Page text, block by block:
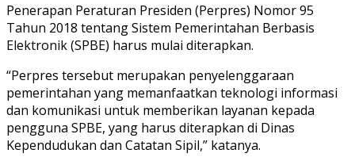
Penerapan Peraturan Presiden (Perpres) Nomor 95
Tahun 2018 tentang Sistem Pemerintahan Berbasis
Elektronik (SPBE) harus mulai diterapkan.
“Perpres tersebut merupakan penyelenggaraan
pemerintahan yang memanfaatkan teknologi informasi
dan komunikasi untuk memberikan layanan kepada
pengguna SPBE, yang harus diterapkan di Dinas
Kependudukan dan Catatan Sipil,” katanya.